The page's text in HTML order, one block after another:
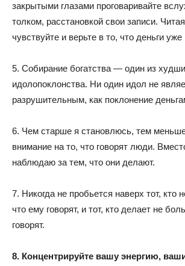
закрытыми глазами проговаривайте
толком, расстановкой свои записи.
чувствуйте и верьте в то, что деньги
5. Собирание богатства — один из
идолопоклонства. Ни один идол не
разрушительным, как поклонение
6. Чем старше я становлюсь, тем
внимание на то, что говорят люди.
наблюдаю за тем, что они делают.
7. Никогда не пробьется наверх тот, кто
что ему говорят, и тот, кто делает не
говорят.
8. Концентрируйте вашу энергию,